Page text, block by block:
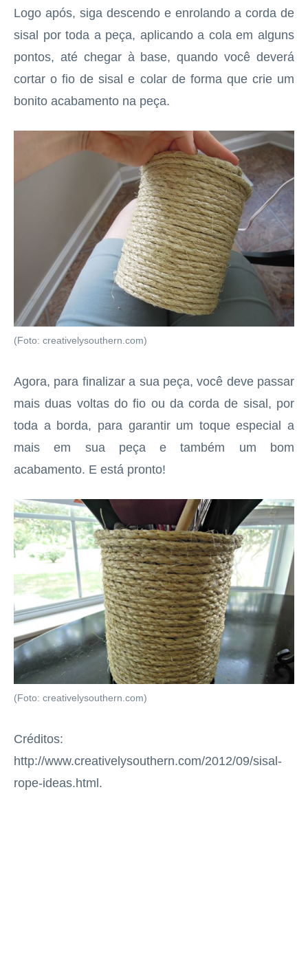
Logo após, siga descendo e enrolando a corda de
sisal por toda a peça, aplicando a cola em alguns
pontos, até chegar à base, quando você deverá
cortar o fio de sisal e colar de forma que crie um
bonito acabamento na peça.
(Foto: creativelysouthern.com)
Agora, para finalizar a sua peça, você deve passar
mais duas voltas do fio ou da corda de sisal, por
toda a borda, para garantir um toque especial a
mais em sua peça e também um bom
acabamento. E está pronto!
(Foto: creativelysouthern.com)
Créditos:
http://www.creativelysouthern.com/2012/09/sisal-
rope-ideas.html.